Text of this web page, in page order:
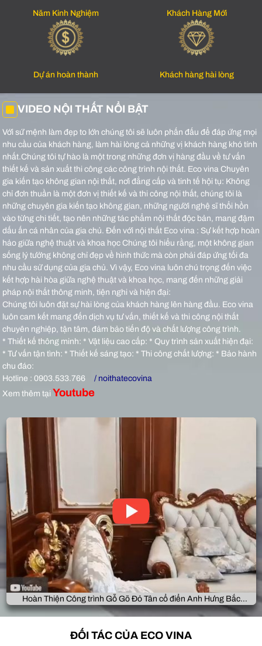
Năm Kinh Nghiệm Khách Hàng Mới
Dự án hoàn thành Khách hàng hài lòng
VIDEO NỘI THẤT NỔI BẬT
Với sứ mệnh làm đẹp to lớn chúng tôi sẽ luôn phấn đấu để đáp ứng mọi
nhu cầu của khách hàng, làm hài lòng cả những vị khách hàng khó tính
nhất.Chúng tôi tự hào là một trong những đơn vị hàng đầu về tư vấn
thiết kế và sản xuất thi công các công trình nội thất. Eco vina Chuyên
gia kiến tạo không gian nội thất, nơi đẳng cấp và tinh tế hội tụ: Không
chỉ đơn thuần là một đơn vị thiết kế và thi công nội thất, chúng tôi là
những chuyên gia kiến tạo không gian, những người nghệ sĩ thổi hồn
vào từng chi tiết, tạo nên những tác phẩm nội thất độc bản, mang đậm
dấu ấn cá nhân của gia chủ. Đến với nội thất Eco vina : Sự kết hợp hoàn
hảo giữa nghệ thuật và khoa học Chúng tôi hiểu rằng, một không gian
sống lý tưởng không chỉ đẹp về hình thức mà còn phải đáp ứng tối đa
nhu cầu sử dụng của gia chủ. Vì vậy, Eco vina luôn chú trọng đến việc
kết hợp hài hòa giữa nghệ thuật và khoa học, mang đến những giải
pháp nội thất thông minh, tiện nghi và hiện đại:
Chúng tôi luôn đặt sự hài lòng của khách hàng lên hàng đầu. Eco vina
luôn cam kết mang đến dịch vụ tư vấn, thiết kế và thi công nội thất
chuyên nghiệp, tận tâm, đảm bảo tiến độ và chất lượng công trình.
* Thiết kế thông minh: * Vật liệu cao cấp: * Quy trình sản xuất hiện đại:
* Tư vấn tận tình: * Thiết kế sáng tạo: * Thi công chất lượng: * Bảo hành
chu đáo:
Hotline : 0903.533.766
/ noithatecovina
Xem thêm tại Youtube
Hoàn Thiện Công trình Gỗ Gõ Đỏ Tân cổ điển Anh Hưng Bắc
Giang
ĐỐI TÁC CỦA ECO VINA